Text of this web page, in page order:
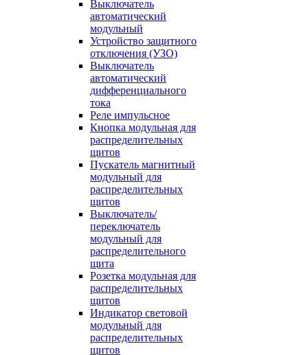
Выключатель
автоматический
модульный
Устройство защитного
отключения (УЗО)
Выключатель
автоматический
дифференциального
тока
Реле импульсное
Кнопка модульная для
распределительных
щитов
Пускатель магнитный
модульный для
распределительных
щитов
Выключатель/
переключатель
модульный для
распределительного
щита
Розетка модульная для
распределительных
щитов
Индикатор световой
модульный для
распределительных
щитов